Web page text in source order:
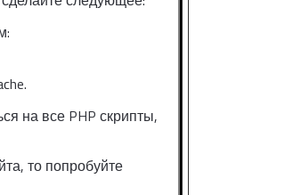
на все PHP скрипты,
то попробуйте